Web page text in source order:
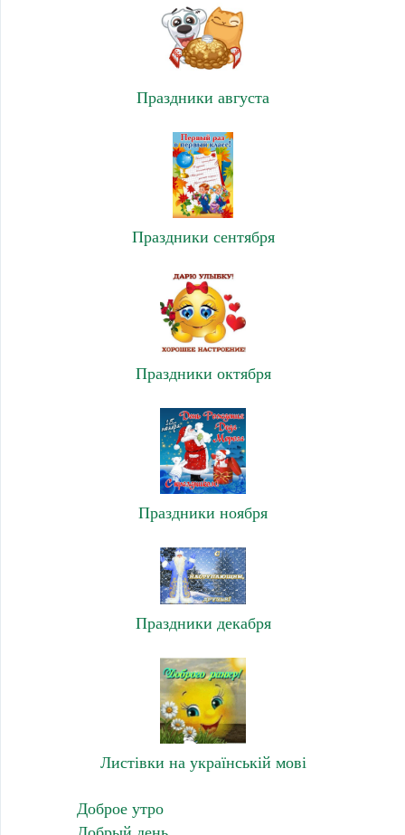
Праздники августа
Праздники сентября
Праздники октября
Праздники ноября
Праздники декабря
Листівки на українській мові
Доброе утро